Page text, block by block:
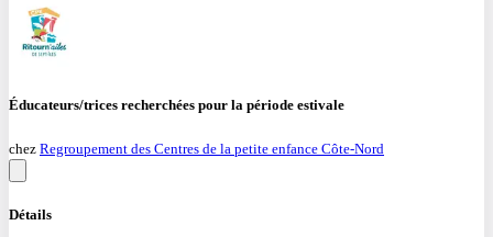
Éducateurs/trices recherchées pour la période estivale
chez Regroupement des Centres de la petite enfance Côte-Nord
Détails